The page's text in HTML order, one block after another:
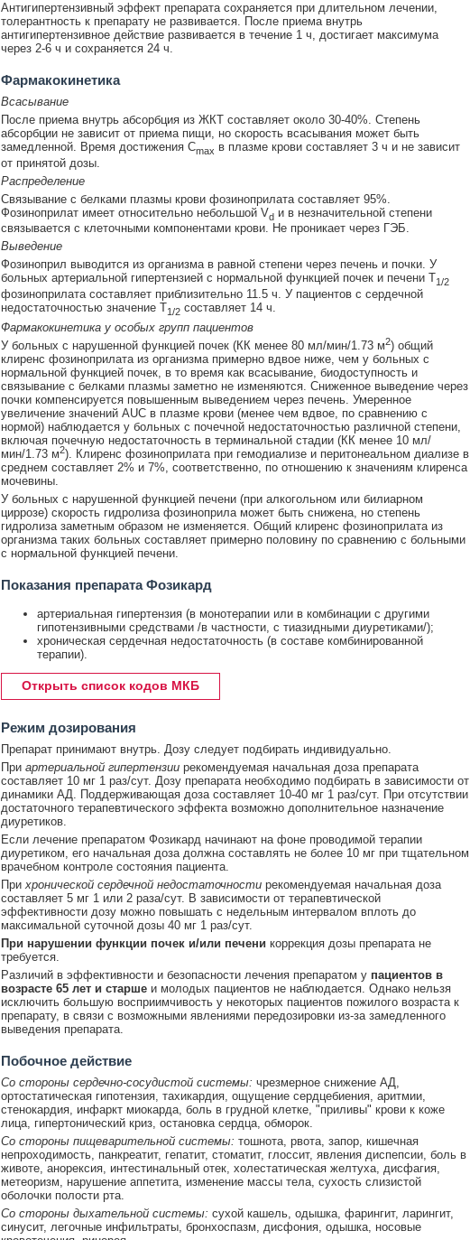
Антигипертензивный эффект препарата сохраняется при длительном лечении,
толерантность к препарату не развивается. После приема внутрь
антигипертензивное действие развивается в течение 1 ч, достигает максимума
через 2-6 ч и сохраняется 24 ч.
Фармакокинетика
Всасывание
После приема внутрь абсорбция из ЖКТ составляет около 30-40%. Степень
абсорбции не зависит от приема пищи, но скорость всасывания может быть
замедленной. Время достижения Cmax в плазме крови составляет 3 ч и не зависит
от принятой дозы.
Распределение
Связывание с белками плазмы крови фозиноприлата составляет 95%.
Фозиноприлат имеет относительно небольшой Vdи в незначительной степени
связывается с клеточными компонентами крови. Не проникает через ГЭБ.
Выведение
Фозиноприл выводится из организма в равной степени через печень и почки. У
больных артериальной гипертензией с нормальной функцией почек и печени Т1/2
фозиноприлата составляет приблизительно 11.5 ч. У пациентов с сердечной
недостаточностью значение Т1/2составляет 14 ч.
Фармакокинетика у особых групп пациентов
У больных с нарушенной функцией почек (КК менее 80 мл/мин/1.73 м2) общий
клиренс фозиноприлата из организма примерно вдвое ниже, чем у больных с
нормальной функцией почек, в то время как всасывание, биодоступность и
связывание с белками плазмы заметно не изменяются. Сниженное выведение через
почки компенсируется повышенным выведением через печень. Умеренное
увеличение значений AUC в плазме крови (менее чем вдвое, по сравнению с
нормой) наблюдается у больных с почечной недостаточностью различной степени,
включая почечную недостаточность в терминальной стадии (КК менее 10 мл/
мин/1.73 м2). Клиренс фозиноприлата при гемодиализе и перитонеальном диализе в
среднем составляет 2% и 7%, соответственно, по отношению к значениям клиренса
мочевины.
У больных с нарушенной функцией печени (при алкогольном или билиарном
циррозе) скорость гидролиза фозиноприла может быть снижена, но степень
гидролиза заметным образом не изменяется. Общий клиренс фозиноприлата из
организма таких больных составляет примерно половину по сравнению с больными
с нормальной функцией печени.
Показания препарата Фозикард
артериальная гипертензия (в монотерапии или в комбинации с другими
гипотензивными средствами /в частности, с тиазидными диуретиками/);
хроническая сердечная недостаточность (в составе комбинированной
терапии).
Открыть список кодов МКБ
Режим дозирования
Препарат принимают внутрь. Дозу следует подбирать индивидуально.
При артериальной гипертензиирекомендуемая начальная доза препарата
составляет 10 мг 1 раз/сут. Дозу препарата необходимо подбирать в зависимости от
динамики АД. Поддерживающая доза составляет 10-40 мг 1 раз/сут. При отсутствии
достаточного терапевтического эффекта возможно дополнительное назначение
диуретиков.
Если лечение препаратом Фозикард начинают на фоне проводимой терапии
диуретиком, его начальная доза должна составлять не более 10 мг при тщательном
врачебном контроле состояния пациента.
Прихронической сердечной недостаточностирекомендуемая начальная доза
составляет 5 мг 1 или 2 раза/сут. В зависимости от терапевтической
эффективности дозу можно повышать с недельным интервалом вплоть до
максимальной суточной дозы 40 мг 1 раз/сут.
При нарушении функции почек и/или печени коррекция дозы препарата не
требуется.
Различий в эффективности и безопасности лечения препаратом у пациентов в
возрасте 65 лет и старшеи молодых пациентов не наблюдается. Однако нельзя
исключить большую восприимчивость у некоторых пациентов пожилого возраста к
препарату, в связи с возможными явлениями передозировки из-за замедленного
выведения препарата.
Побочное действие
Со стороны сердечно-сосудистой системы: чрезмерное снижение АД,
ортостатическая гипотензия, тахикардия, ощущение сердцебиения, аритмии,
стенокардия, инфаркт миокарда, боль в грудной клетке, "приливы" крови к коже
лица, гипертонический криз, остановка сердца, обморок.
Со стороны пищеварительной системы: тошнота, рвота, запор, кишечная
непроходимость, панкреатит, гепатит, стоматит, глоссит, явления диспепсии, боль в
животе, анорексия, интестинальный отек, холестатическая желтуха, дисфагия,
метеоризм, нарушение аппетита, изменение массы тела, сухость слизистой
оболочки полости рта.
Со стороны дыхательной системы: сухой кашель, одышка, фарингит, ларингит,
синусит, легочные инфильтраты, бронхоспазм, дисфония, одышка, носовые